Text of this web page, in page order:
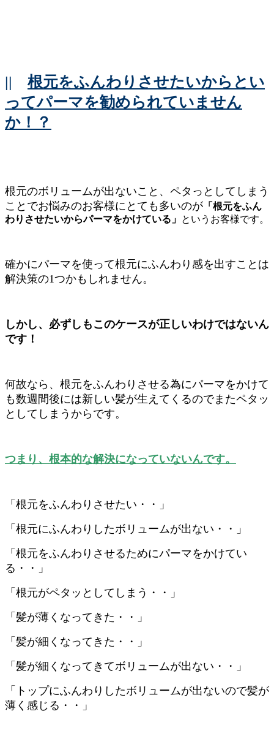
|| 根元をふんわりさせたいからとい
ってパーマを勧められていません
か！？
根元のボリュームが出ないこと、ペタっとしてしまう
ことでお悩みのお客様にとても多いのが 「根元をふん
わりさせたいからパーマをかけている」 というお客様です。
確かにパーマを使って根元にふんわり感を出すことは
解決策の1つかもしれません。
しかし、必ずしもこのケースが正しいわけではないん
です！
何故なら、根元をふんわりさせる為にパーマをかけて
も数週間後には新しい髪が生えてくるのでまたペタッ
としてしまうからです。
つまり、根本的な解決になっていないんです。
「根元をふんわりさせたい・・」
「根元にふんわりしたボリュームが出ない・・」
「根元をふんわりさせるためにパーマをかけてい
る・・」
「根元がペタッとしてしまう・・」
「髪が薄くなってきた・・」
「髪が細くなってきた・・」
「髪が細くなってきてボリュームが出ない・・」
「トップにふんわりしたボリュームが出ないので髪が
薄く感じる・・」